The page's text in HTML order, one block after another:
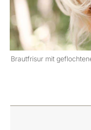
Brautfrisur mit